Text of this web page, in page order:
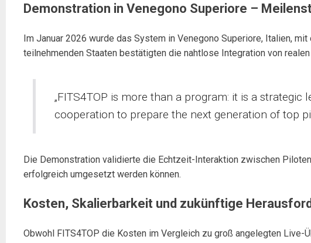
Demonstration in Venegono Superiore –
Im Januar 2026 wurde das System in Venegono Superiore, Italien,
teilnehmenden Staaten bestätigten die nahtlose Integration von
„FITS4TOP is more than a program: it is a
cooperation to prepare the next generation of top
Die Demonstration validierte die Echtzeit-Interaktion zwischen
erfolgreich umgesetzt werden können.
Kosten, Skalierbarkeit und zukünftige
Obwohl FITS4TOP die Kosten im Vergleich zu groß angelegten